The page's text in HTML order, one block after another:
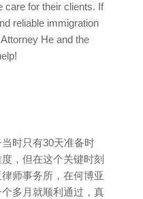
care for their clients. If
reliable immigration
He and the
时只有30天准备时
，但在这个关键时刻
师事务所，在何博亚
多月就顺利通过，真